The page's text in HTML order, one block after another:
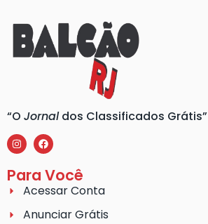
“O Jornaldos Classificados Grátis”
Para Você
Acessar Conta
Anunciar Grátis